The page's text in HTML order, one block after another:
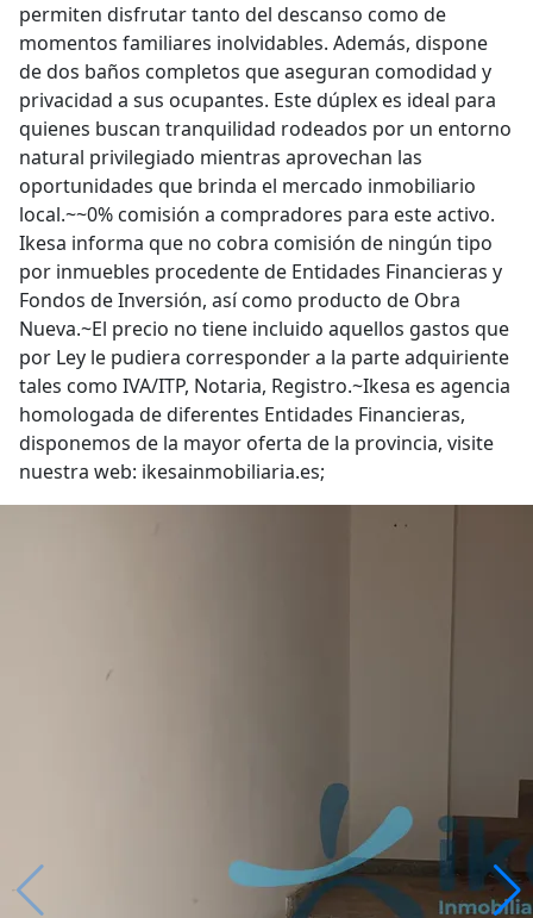
permiten disfrutar tanto del descanso como de
momentos familiares inolvidables. Además, dispone
de dos baños completos que aseguran comodidad y
privacidad a sus ocupantes. Este dúplex es ideal para
quienes buscan tranquilidad rodeados por un entorno
natural privilegiado mientras aprovechan las
oportunidades que brinda el mercado inmobiliario
local.~~0% comisión a compradores para este activo.
Ikesa informa que no cobra comisión de ningún tipo
por inmuebles procedente de Entidades Financieras y
Fondos de Inversión, así como producto de Obra
Nueva.~El precio no tiene incluido aquellos gastos que
por Ley le pudiera corresponder a la parte adquiriente
tales como IVA/ITP, Notaria, Registro.~Ikesa es agencia
homologada de diferentes Entidades Financieras,
disponemos de la mayor oferta de la provincia, visite
nuestra web: ikesainmobiliaria.es;